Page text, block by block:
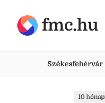
fmc.hu
Székesfehérvár
10